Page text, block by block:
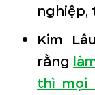
nghiệp,
Kim
rằng
thì mọi